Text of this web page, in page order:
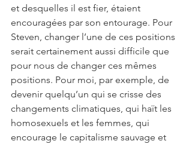
et desquelles il est fier, étaient
encouragées par son entourage. Pour
Steven, changer l’une de ces positions
serait certainement aussi difficile que
pour nous de changer ces mêmes
positions. Pour moi, par exemple, de
devenir quelqu’un qui se crisse des
changements climatiques, qui haït les
homosexuels et les femmes, qui
encourage le capitalisme sauvage et